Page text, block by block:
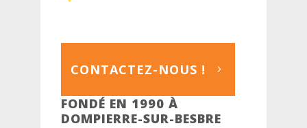
CONTACTEZ-NOUS !
FONDÉ EN 1990 À
DOMPIERRE-SUR-BESBRE